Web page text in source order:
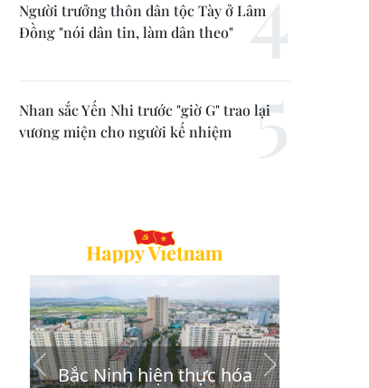
Người trưởng thôn dân tộc Tày ở Lâm
Đồng "nói dân tin, làm dân theo"
Nhan sắc Yến Nhi trước "giờ G" trao lại
vương miện cho người kế nhiệm